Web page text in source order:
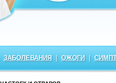
ЗАБОЛЕВАНИЯ | ОЖОГИ |